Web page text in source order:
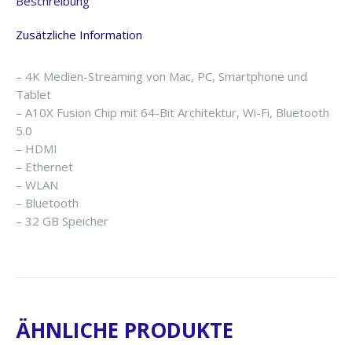
Zusätzliche Information
– 4K Medien-Streaming von Mac, PC, Smartphone und
Tablet
– A10X Fusion Chip mit 64-Bit Architektur, Wi-Fi, Bluetooth
5.0
– HDMI
– Ethernet
– WLAN
– Bluetooth
– 32 GB Speicher
ÄHNLICHE PRODUKTE